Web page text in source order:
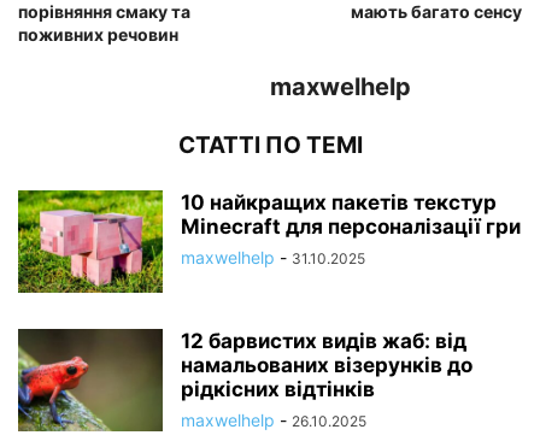
порівняння смаку та
поживних речовин
мають багато сенсу
maxwelhelp
СТАТТІ ПО ТЕМІ
10 найкращих пакетів текстур
Minecraft для персоналізації гри
maxwelhelp - 31.10.2025
12 барвистих видів жаб: від
намальованих візерунків до
рідкісних відтінків
maxwelhelp - 26.10.2025